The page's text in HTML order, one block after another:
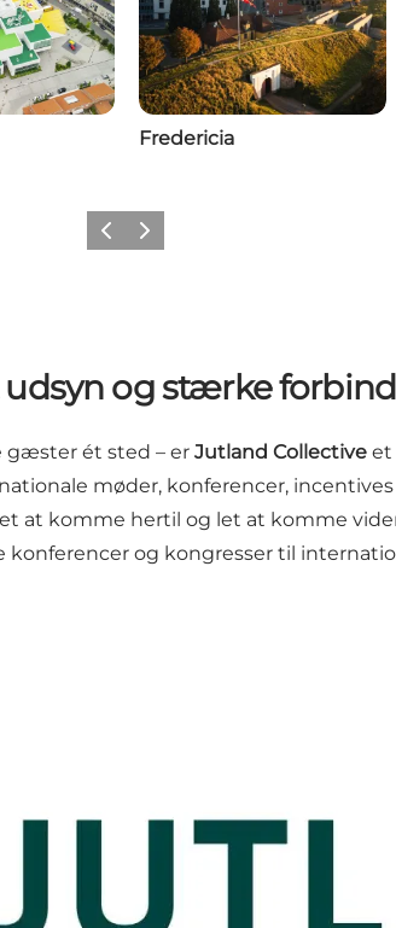
Fredericia
Forrige billede
Næste billede
og stærke
gæster ét sted – er Jutland Collective et
møder, konferencer,
at komme hertil og let at komme
konferencer og kongresser til